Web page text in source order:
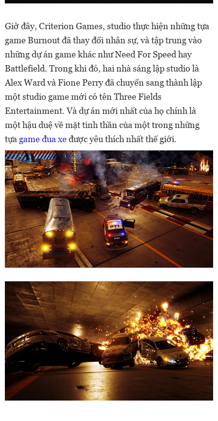
Giờ đây, Criterion Games, studio thực hiện những tựa
game Burnout đã thay đổi nhân sự, và tập trung vào
những dự án game khác như Need For Speed hay
Battlefield. Trong khi đó, hai nhà sáng lập studio là
Alex Ward và Fione Perry đã chuyển sang thành lập
một studio game mới có tên Three Fields
Entertainment. Và dự án mới nhất của họ chính là
một hậu duệ về mặt tinh thần của một trong những
tựa game đua xeđược yêu thích nhất thế giới.